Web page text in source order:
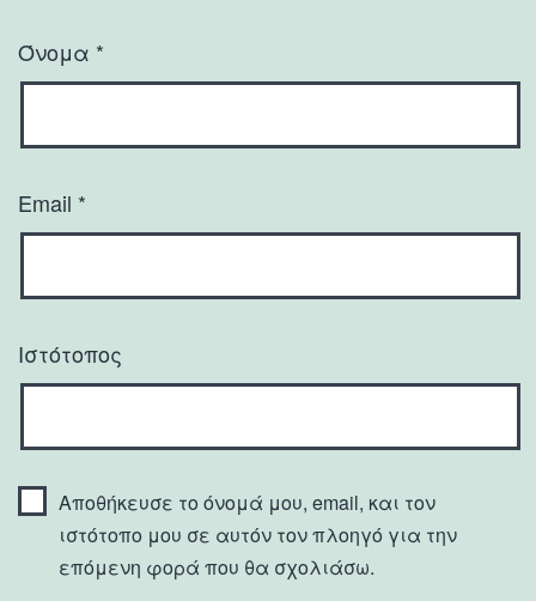
Όνομα *
Email *
Ιστότοπος
Αποθήκευσε το όνομά μου, email, και τον
ιστότοπο μου σε αυτόν τον πλοηγό για την
επόμενη φορά που θα σχολιάσω.